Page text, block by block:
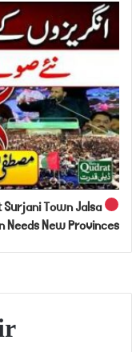
Surjani Town Jalsa
Needs New Provinces